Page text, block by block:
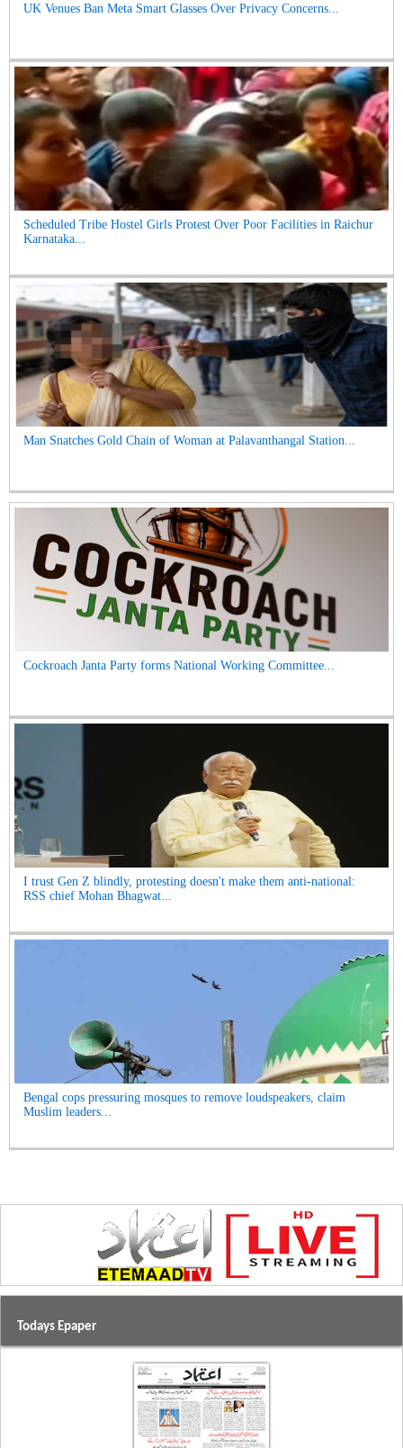
UK Venues Ban Meta Smart Glasses Over Privacy Concerns...
Scheduled Tribe Hostel Girls Protest Over Poor Facilities in Raichur
Karnataka...
Man Snatches Gold Chain of Woman at Palavanthangal Station...
Cockroach Janta Party forms National Working Committee...
I trust Gen Z blindly, protesting doesn't make them anti-national:
RSS chief Mohan Bhagwat...
Bengal cops pressuring mosques to remove loudspeakers, claim
Muslim leaders...
Todays Epaper